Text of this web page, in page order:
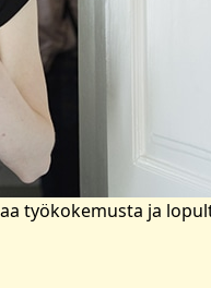
työkokemusta ja